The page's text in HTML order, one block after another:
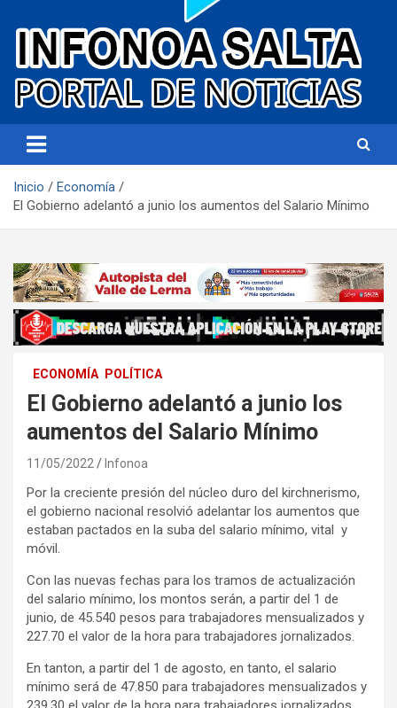
Infonoa Salta
Inicio
Economía
El Gobierno adelantó a junio los aumentos del Salario Mínimo
ECONOMÍA POLÍTICA
El Gobierno adelantó a junio los
aumentos del Salario Mínimo
11/05/2022 Infonoa
Por la creciente presión del núcleo duro del kirchnerismo,
el gobierno nacional resolvió adelantar los aumentos que
estaban pactados en la suba del salario mínimo, vital y
móvil.
Con las nuevas fechas para los tramos de actualización
del salario mínimo, los montos serán, a partir del 1 de
junio, de 45.540 pesos para trabajadores mensualizados y
227.70 el valor de la hora para trabajadores jornalizados.
En tanton, a partir del 1 de agosto, en tanto, el salario
mínimo será de 47.850 para trabajadores mensualizados y